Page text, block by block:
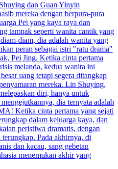
dan Guan Yinyin
mereka dengan berpura-pura
Pei yang kaya raya dan
tampak seperti wanita cantik yang
diam, dia adalah wanita yang
peran sebagai istri "ratu drama"
Pei Jing. Ketika cinta pertama
melanda, kedua wanita ini
uang tetapi segera ditangkap
mereka. Lin Shuying,
diri, hanya untuk
dia ternyata adalah
Ketika cinta pertama yang sejati
dalam keluarga kaya, dan
peristiwa dramatis, dengan
Pada akhirnya, di
dan kacau, sang gebetan
menemukan akhir yang